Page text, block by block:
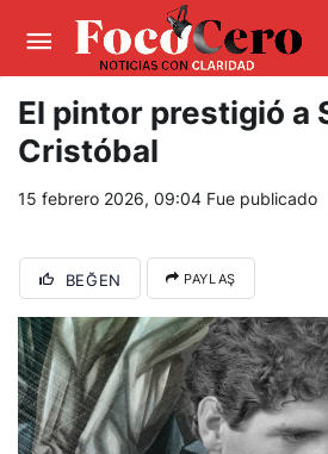
trwin giriş
masterbetting-palacebet1.com-
tlcasino giriş-betandyou-
skyloftsbet
El pintor prestigió a
Cristóbal
15 febrero 2026, 09:04 Fue publicado
BEĞEN PAYLAŞ